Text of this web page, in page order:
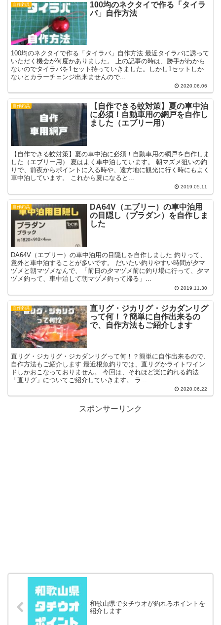
自作釣具
100均のネクタイで作る「タイラ
バ」自作方法
100均のネクタイで作る「タイラバ」自作方法 最近タイラバに誘って
いただく機会が何度かありました。 上の記事の時は、勝手がわから
ないのでタイラバを1セット持っていきました。しかし1セットしか
ないとカラーチェンジ出来ませんので...
2020.06.06
自作釣具
【自作できる蚊対策】夏の車中泊
に必須！自動車用の網戸を自作し
ました（エブリー用）
【自作できる蚊対策】夏の車中泊に必須！自動車用の網戸を自作しま
した（エブリー用） 夏はよく車中泊しています。 朝マズメ狙いの釣
りで、前夜からポイントに入る時や、遠方地に観光に行く時にもよく
車中泊しています。 これから夏になると...
2019.05.11
自作釣具
DA64V（エブリー）の車中泊用
の目隠し（プラダン）を自作しま
した
DA64V（エブリー）の車中泊用の目隠しを自作しました 釣りって、
意外と車中泊することが多いです。 だいたい釣りやすい時間が夕マ
ヅメと朝マヅメなんで、「前日の夕マヅメ前に釣り場に行って、夕マ
ヅメ釣って、車中泊して朝マヅメ釣って帰る」...
2019.11.30
自作釣具
直リグ・ジカリグ・ジカダンリグ
って何！？簡単に自作出来るの
で、自作方法もご紹介します
直リグ・ジカリグ・ジカダンリグって何！？簡単に自作出来るので、
自作方法もご紹介します 最近根魚釣りでは、直リグかライトワイン
ドしかおこなっておりません。 今回は、それほど楽に釣れる釣法
「直リグ」についてご紹介していきます。 ラ...
2020.06.22
スポンサーリンク
和歌山県でタチウオが釣れるポイントを
紹介します